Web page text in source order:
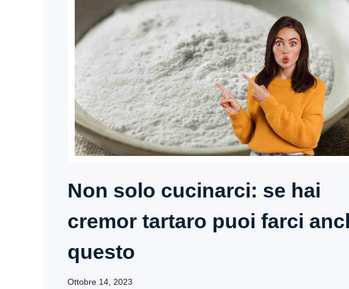
Non solo cucinarci: se hai
cremor tartaro puoi farci
questo
Ottobre 14, 2023